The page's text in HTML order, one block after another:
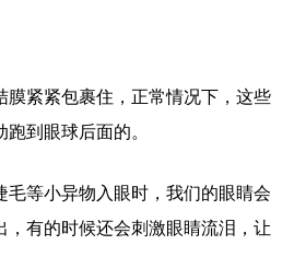
紧紧包裹住，正常情况下，这些
到眼球后面的。
等小异物入眼时，我们的眼睛会
，有的时候还会刺激眼睛流泪，让